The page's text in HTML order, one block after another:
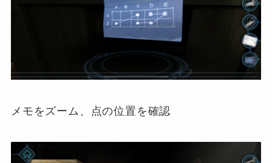
メモをズーム、点の位置を確認